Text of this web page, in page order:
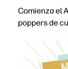
Comienza el
poppers de
Imprimible
Mantiene